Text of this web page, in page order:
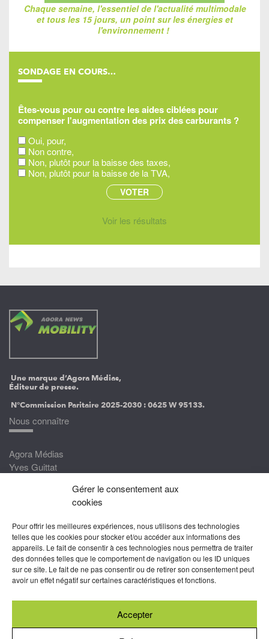
Gérer le consentement aux
cookies
Pour offrir les meilleures expériences, nous utilisons des technologies
telles que les cookies pour stocker et/ou accéder aux informations des
appareils. Le fait de consentir à ces technologies nous permettra de traiter
des données telles que le comportement de navigation ou les ID uniques
sur ce site. Le fait de ne pas consentir ou de retirer son consentement peut
avoir un effet négatif sur certaines caractéristiques et fonctions.
Accepter
Chaque semaine, l'essentiel de l'actualité multimodale
et tous les 15 jours, un point sur les énergies et
l'environnement !
SONDAGE EN COURS…
Êtes-vous pour ou contre les aides ciblées pour
compenser l'augmentation des prix des carburants ?
Oui, pour,
Non contre,
Non, plutôt pour la baisse des taxes,
Non, plutôt pour la baisse de la TVA,
Voir les résultats
Une marque d’Agora Médias,
Éditeur de presse.
N°Commission Paritaire 2025-2030 :0625 W 95133.
Nous connaître
Agora Médias
Yves Guittat
Devenez correspondant
Rejoignez nos experts
Devenez Partenaire
Nous suivre
Abonnez-vous à nos newsletters